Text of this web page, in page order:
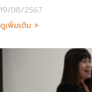
19/08/2567
ดูเพิ่มเติม >